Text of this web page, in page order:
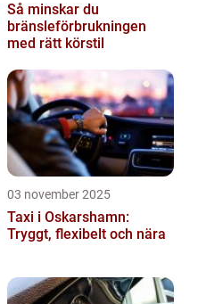
Så minskar du
bränsleförbrukningen
med rätt körstil
03 november 2025
Taxi i Oskarshamn:
Tryggt, flexibelt och nära